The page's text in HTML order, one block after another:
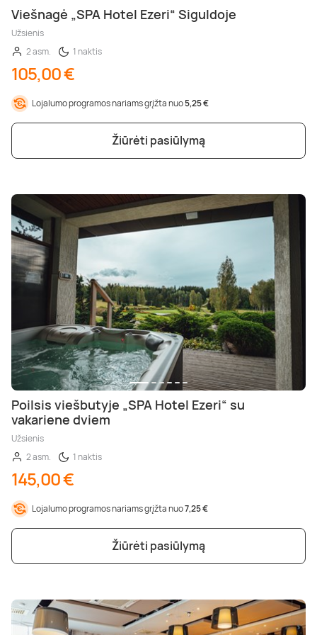
Viešnagė „SPA Hotel Ezeri“ Siguldoje
Užsienis
2 asm.
1 naktis
105,00 €
Lojalumo programos nariams grįžta nuo5,25 €
Žiūrėti pasiūlymą
Poilsis viešbutyje „SPA Hotel Ezeri“ su
vakariene dviem
Užsienis
2 asm.
1 naktis
145,00 €
Lojalumo programos nariams grįžta nuo7,25 €
Žiūrėti pasiūlymą